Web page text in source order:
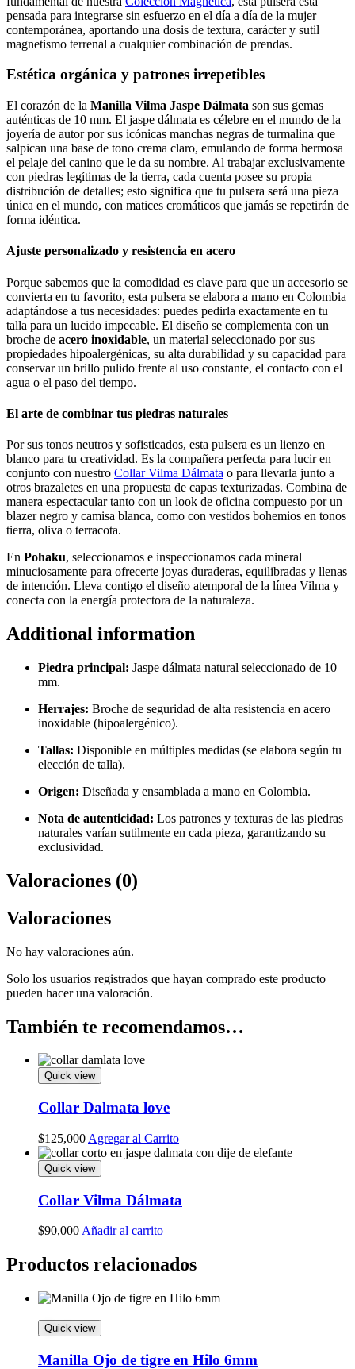
pensada para integrarse sin esfuerzo en el día a día de la mujer
contemporánea, aportando una dosis de textura, carácter y sutil
magnetismo terrenal a cualquier combinación de prendas.
Estética orgánica y patrones irrepetibles
El corazón de la Manilla Vilma Jaspe Dálmata son sus gemas
auténticas de 10 mm. El jaspe dálmata es célebre en el mundo de la
joyería de autor por sus icónicas manchas negras de turmalina que
salpican una base de tono crema claro, emulando de forma hermosa
el pelaje del canino que le da su nombre. Al trabajar exclusivamente
con piedras legítimas de la tierra, cada cuenta posee su propia
distribución de detalles; esto significa que tu pulsera será una pieza
única en el mundo, con matices cromáticos que jamás se repetirán de
forma idéntica.
Ajuste personalizado y resistencia en acero
Porque sabemos que la comodidad es clave para que un accesorio se
convierta en tu favorito, esta pulsera se elabora a mano en Colombia
adaptándose a tus necesidades: puedes pedirla exactamente en tu
talla para un lucido impecable. El diseño se complementa con un
broche de acero inoxidable, un material seleccionado por sus
propiedades hipoalergénicas, su alta durabilidad y su capacidad para
conservar un brillo pulido frente al uso constante, el contacto con el
agua o el paso del tiempo.
El arte de combinar tus piedras naturales
Por sus tonos neutros y sofisticados, esta pulsera es un lienzo en
blanco para tu creatividad. Es la compañera perfecta para lucir en
conjunto con nuestro Collar Vilma Dálmata o para llevarla junto a
otros brazaletes en una propuesta de capas texturizadas. Combina de
manera espectacular tanto con un look de oficina compuesto por un
blazer negro y camisa blanca, como con vestidos bohemios en tonos
tierra, oliva o terracota.
En Pohaku, seleccionamos e inspeccionamos cada mineral
minuciosamente para ofrecerte joyas duraderas, equilibradas y llenas
de intención. Lleva contigo el diseño atemporal de la línea Vilma y
conecta con la energía protectora de la naturaleza.
Additional information
Piedra principal: Jaspe dálmata natural seleccionado de 10
mm.
Herrajes: Broche de seguridad de alta resistencia en acero
inoxidable (hipoalergénico).
Tallas: Disponible en múltiples medidas (se elabora según tu
elección de talla).
Origen: Diseñada y ensamblada a mano en Colombia.
Nota de autenticidad: Los patrones y texturas de las piedras
naturales varían sutilmente en cada pieza, garantizando su
exclusividad.
Valoraciones (0)
Valoraciones
No hay valoraciones aún.
Solo los usuarios registrados que hayan comprado este producto
pueden hacer una valoración.
También te recomendamos…
Quick view
Collar Dalmata love
$125,000 Agregar al Carrito
Quick view
Collar Vilma Dálmata
$90,000 Añadir al carrito
Productos relacionados
Quick view
Manilla Ojo de tigre en Hilo 6mm